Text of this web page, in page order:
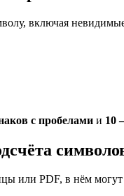
включая
с пробелами и 10
или PDF, в нём